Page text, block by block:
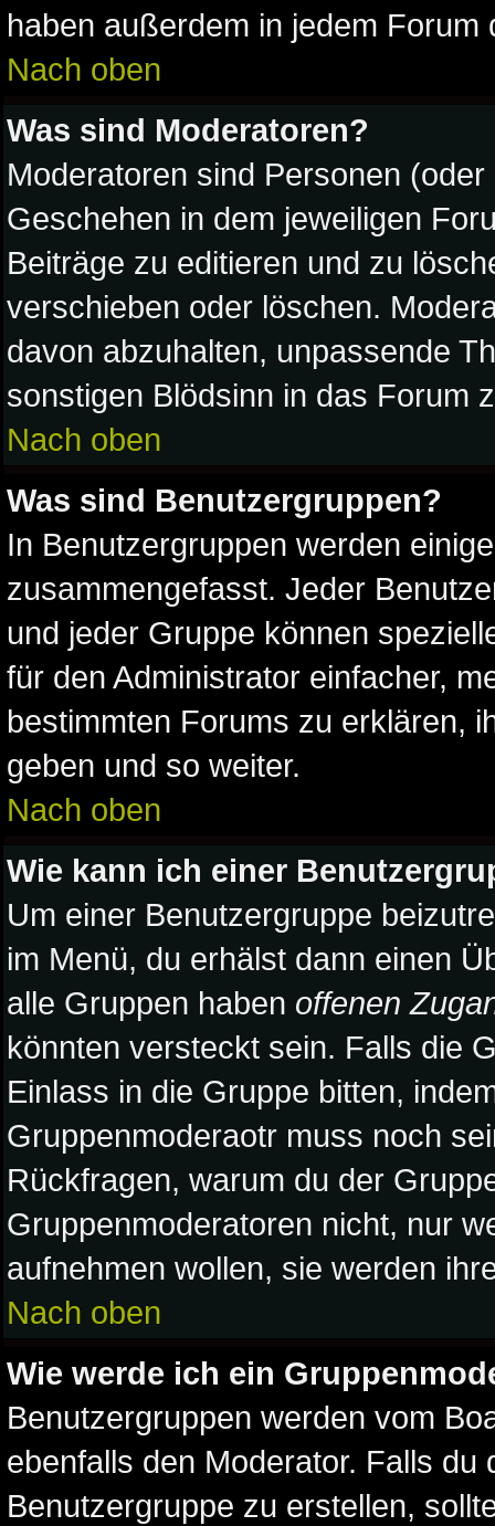
haben außerdem in jedem
Nach oben
Was sind Moderatoren?
Moderatoren sind Personen
Geschehen in dem jeweiligen
Beiträge zu editieren und zu
verschieben oder löschen.
davon abzuhalten, unpassende
sonstigen Blödsinn in das Forum
Nach oben
Was sind Benutzergruppen?
In Benutzergruppen werden
zusammengefasst. Jeder
und jeder Gruppe können
für den Administrator einfacher,
bestimmten Forums zu erklären,
geben und so weiter.
Nach oben
Wie kann ich einer
Um einer Benutzergruppe
im Menü, du erhälst dann einen
alle Gruppen haben offenen
könnten versteckt sein. Falls die
Einlass in die Gruppe bitten,
Gruppenmoderaotr muss noch
Rückfragen, warum du der
Gruppenmoderatoren nicht, nur
aufnehmen wollen, sie werden
Nach oben
Wie werde ich ein
Benutzergruppen werden vom
ebenfalls den Moderator. Falls
Benutzergruppe zu erstellen,